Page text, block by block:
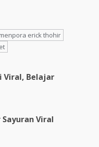
menpora erick thohir
Viral, Belajar
Viral